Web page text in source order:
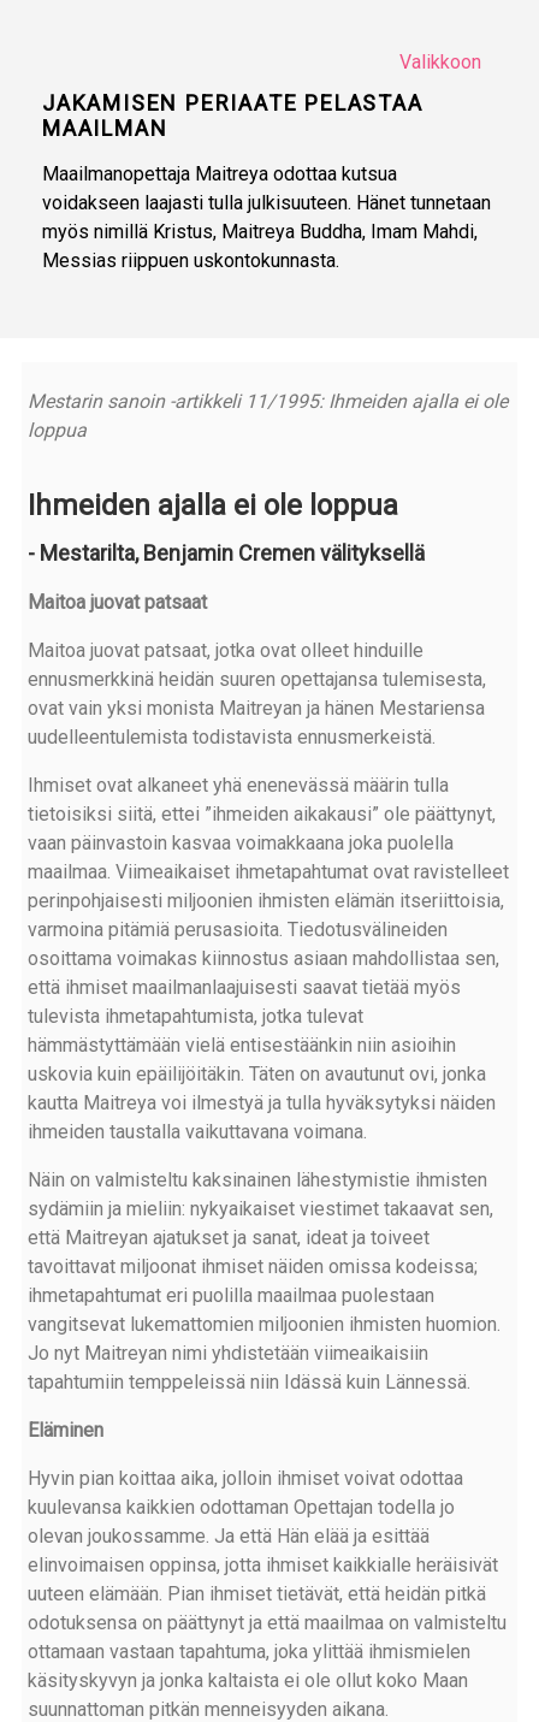
Valikkoon
JAKAMISEN PERIAATE PELASTAA
MAAILMAN
Maailmanopettaja Maitreya odottaa kutsua
voidakseen laajasti tulla julkisuuteen. Hänet tunnetaan
myös nimillä Kristus, Maitreya Buddha, Imam Mahdi,
Messias riippuen uskontokunnasta.
Mestarin sanoin -artikkeli 11/1995: Ihmeiden ajalla ei ole
loppua
Ihmeiden ajalla ei ole loppua
- Mestarilta, Benjamin Cremen välityksellä
Maitoa juovat patsaat
Maitoa juovat patsaat, jotka ovat olleet hinduille
ennusmerkkinä heidän suuren opettajansa tulemisesta,
ovat vain yksi monista Maitreyan ja hänen Mestariensa
uudelleentulemista todistavista ennusmerkeistä.
Ihmiset ovat alkaneet yhä enenevässä määrin tulla
tietoisiksi siitä, ettei ”ihmeiden aikakausi” ole päättynyt,
vaan päinvastoin kasvaa voimakkaana joka puolella
maailmaa. Viimeaikaiset ihmetapahtumat ovat ravistelleet
perinpohjaisesti miljoonien ihmisten elämän itseriittoisia,
varmoina pitämiä perusasioita. Tiedotusvälineiden
osoittama voimakas kiinnostus asiaan mahdollistaa sen,
että ihmiset maailmanlaajuisesti saavat tietää myös
tulevista ihmetapahtumista, jotka tulevat
hämmästyttämään vielä entisestäänkin niin asioihin
uskovia kuin epäilijöitäkin. Täten on avautunut ovi, jonka
kautta Maitreya voi ilmestyä ja tulla hyväksytyksi näiden
ihmeiden taustalla vaikuttavana voimana.
Näin on valmisteltu kaksinainen lähestymistie ihmisten
sydämiin ja mieliin: nykyaikaiset viestimet takaavat sen,
että Maitreyan ajatukset ja sanat, ideat ja toiveet
tavoittavat miljoonat ihmiset näiden omissa kodeissa;
ihmetapahtumat eri puolilla maailmaa puolestaan
vangitsevat lukemattomien miljoonien ihmisten huomion.
Jo nyt Maitreyan nimi yhdistetään viimeaikaisiin
tapahtumiin temppeleissä niin Idässä kuin Lännessä.
Eläminen
Hyvin pian koittaa aika, jolloin ihmiset voivat odottaa
kuulevansa kaikkien odottaman Opettajan todella jo
olevan joukossamme. Ja että Hän elää ja esittää
elinvoimaisen oppinsa, jotta ihmiset kaikkialle heräisivät
uuteen elämään. Pian ihmiset tietävät, että heidän pitkä
odotuksensa on päättynyt ja että maailmaa on valmisteltu
ottamaan vastaan tapahtuma, joka ylittää ihmismielen
käsityskyvyn ja jonka kaltaista ei ole ollut koko Maan
suunnattoman pitkän menneisyyden aikana.